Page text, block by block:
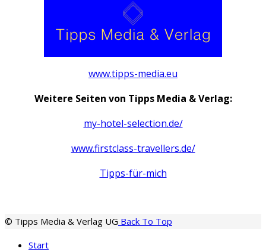
www.tipps-media.eu
Weitere Seiten von Tipps Media & Verlag:
my-hotel-selection.de/
www.firstclass-travellers.de/
Tipps-für-mich
© Tipps Media & Verlag UG Back To Top
Start